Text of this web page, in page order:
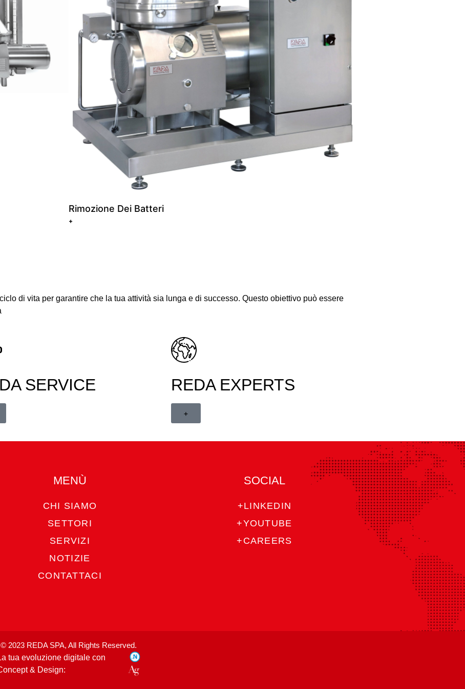
Rimozione Dei Batteri
+
di vita per garantire che la tua attività sia lunga e di successo. Questo obiettivo può essere
SERVICE REDA EXPERTS
+
MENÙ
CHI SIAMO
SETTORI
SERVIZI
NOTIZIE
CONTATTACI
SOCIAL
+LINKEDIN
+YOUTUBE
+CAREERS
© 2023 REDA SPA, All Rights Reserved.
tua evoluzione digitale con
& Design: